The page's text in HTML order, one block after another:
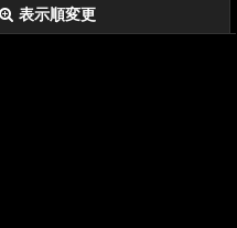
表示順変更